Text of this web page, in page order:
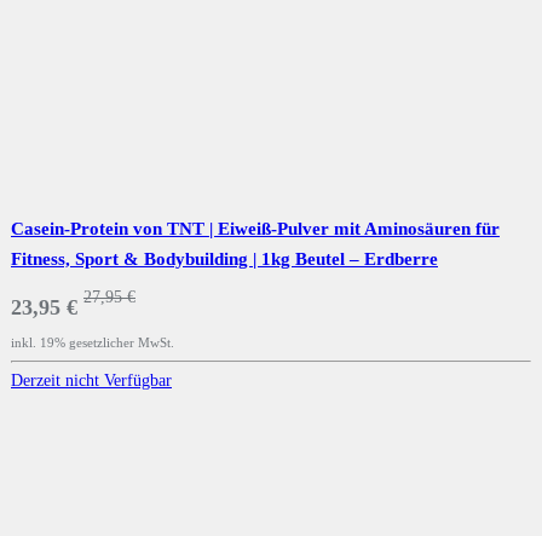
Casein-Protein von TNT | Eiweiß-Pulver mit Aminosäuren für
Fitness, Sport & Bodybuilding | 1kg Beutel – Erdberre
23,95 € 27,95 €
inkl. 19% gesetzlicher MwSt.
Derzeit nicht Verfügbar